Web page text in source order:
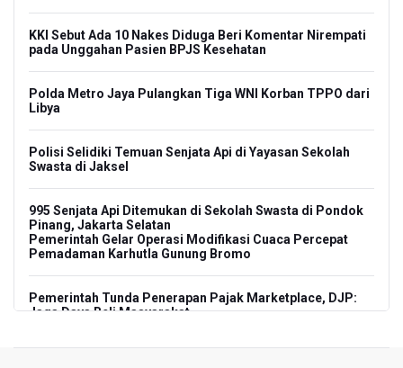
KKI Sebut Ada 10 Nakes Diduga Beri Komentar Nirempati
pada Unggahan Pasien BPJS Kesehatan
Polda Metro Jaya Pulangkan Tiga WNI Korban TPPO dari
Libya
Polisi Selidiki Temuan Senjata Api di Yayasan Sekolah
Swasta di Jaksel
995 Senjata Api Ditemukan di Sekolah Swasta di Pondok
Pinang, Jakarta Selatan
Pemerintah Gelar Operasi Modifikasi Cuaca Percepat
Pemadaman Karhutla Gunung Bromo
Pemerintah Tunda Penerapan Pajak Marketplace, DJP:
Jaga Daya Beli Masyarakat